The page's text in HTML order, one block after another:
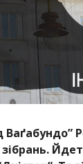
Ваґабундо”